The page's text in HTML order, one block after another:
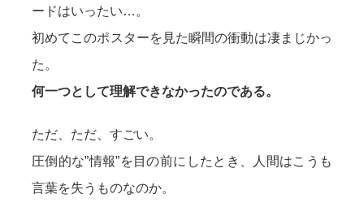
ードはいったい…。
初めてこのポスターを見た瞬間の衝動は凄まじかっ
た。
何一つとして理解できなかったのである。
ただ、ただ、すごい。
圧倒的な”情報”を目の前にしたとき、人間はこうも
言葉を失うものなのか。